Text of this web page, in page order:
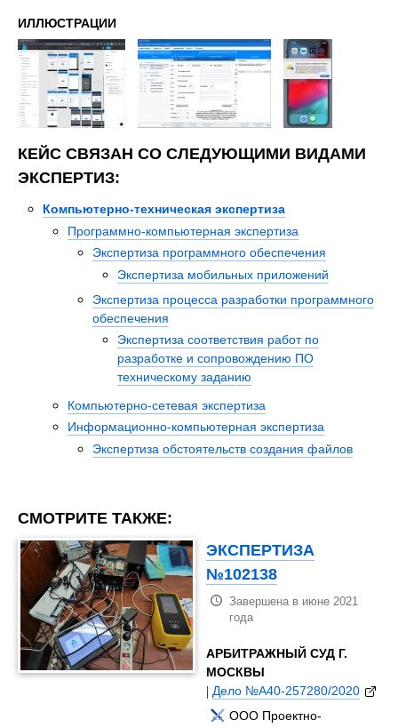
ИЛЛЮСТРАЦИИ
КЕЙС СВЯЗАН СО СЛЕДУЮЩИМИ ВИДАМИ
ЭКСПЕРТИЗ:
Компьютерно-техническая экспертиза
Программно-компьютерная экспертиза
Экспертиза программного обеспечения
Экспертиза мобильных приложений
Экспертиза процесса разработки программного
обеспечения
Экспертиза соответствия работ по
разработке и сопровождению ПО
техническому заданию
Компьютерно-сетевая экспертиза
Информационно-компьютерная экспертиза
Экспертиза обстоятельств создания файлов
СМОТРИТЕ ТАКЖЕ:
ЭКСПЕРТИЗА
№102138
Завершена в июне 2021
года
АРБИТРАЖНЫЙ СУД Г.
МОСКВЫ
|Дело №А40-257280/2020
ООО Проектно-